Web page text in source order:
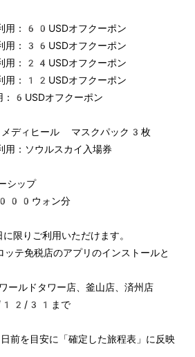
：60USDオフクーポン
：36USDオフクーポン
：24USDオフクーポン
：12USDオフクーポン
6USDオフクーポン
メディヒール マスクパック3枚
：ソウルスカイ入場券
シップ
ウォン分
限りご利用いただけます。
テ免税店のアプリのインストールと
ールドタワー店、釜山店、済州店
12/31まで
前を目安に「確定した旅程表」に反映